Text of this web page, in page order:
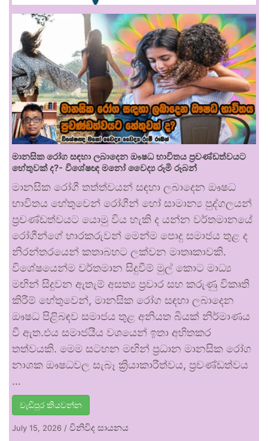
මානසික රෝග සඳහා ලබාදෙන ඖෂධ භාවිතය ප්‍රචණ්ඩත්වයට
හේතුවක් ද?- විශේෂඥ මනෝ වෛද්‍ය රූමි රූබන්
මානසික රෝගී තත්ත්වයන් සඳහා ලබාදෙන ඖෂධ
භාවිතය හේතුවෙන් රෝගීන් හෝ සාමාන්‍ය පුද්ගලයන්
ප්‍රචණ්ඩත්වයට යොමු විය හැකි ද යන්න වර්තමානයේ
රෝගීන්ගේ භාරකරුවන් මෙන්ම පොදු සමාජය තුළ ද
නිරන්තරයෙන් කතාබහට ලක්වන මාතෘකාවකි.
විශේෂයෙන්ම වර්තමාන සිදුවීම් මුල් කොට මාධ්‍ය
මඟින් සිදුවන ඇතැම් අසත්‍ය ප්‍රචාර සහ කරුණු විකෘති
කිරීම් හේතුවෙන්, මානසික රෝග සඳහා ලබාදෙන
ඖෂධ පිළිබඳව සමාජය තුළ අනියත බියක් නිර්මාණය
වී ඇත.එය සමාජයීය වශයෙන් ඉතා අහිතකර
තත්වයකි. මෙම සටහන මඟින් ප්‍රධාන මානසික රෝග
නාශක ඖෂධවල සැබෑ ක්‍රියාකාරීත්වය, ප්‍රචණ්ඩත්වය
…
වැඩිපුර කියවන්න
July 15, 2026 / විනිවිද සායනය